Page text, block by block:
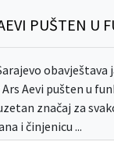
PUŠTEN U
obavještava
Aevi pušten u
značaj za
i činjenicu ...